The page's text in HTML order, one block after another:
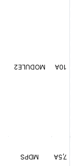
MODULE2 10A
MDPS 7,5A